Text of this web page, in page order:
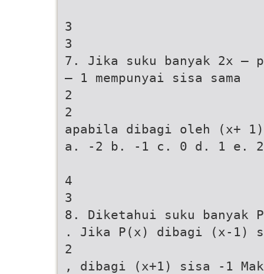
3
3
7. Jika suku banyak 2x –
– 1 mempunyai sisa sama
2
2
apabila dibagi oleh (x+
a. -2 b. -1 c. 0 d. 1 e. 2
4
3
8. Diketahui suku banyak
. Jika P(x) dibagi (x-1)
2
, dibagi (x+1) sisa -1